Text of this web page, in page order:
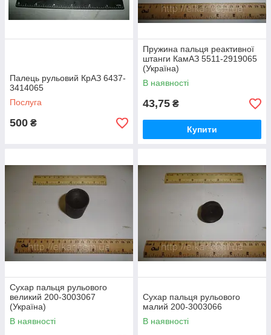
Палець рульовий КрАЗ 6437-
3414065
Послуга
500 ₴
Пружина пальця реактивної
штанги КамАЗ 5511-2919065
(Україна)
В наявності
43,75 ₴
Купити
Сухар пальця рульового
великий 200-3003067
(Україна)
В наявності
Сухар пальця рульового
малий 200-3003066
В наявності